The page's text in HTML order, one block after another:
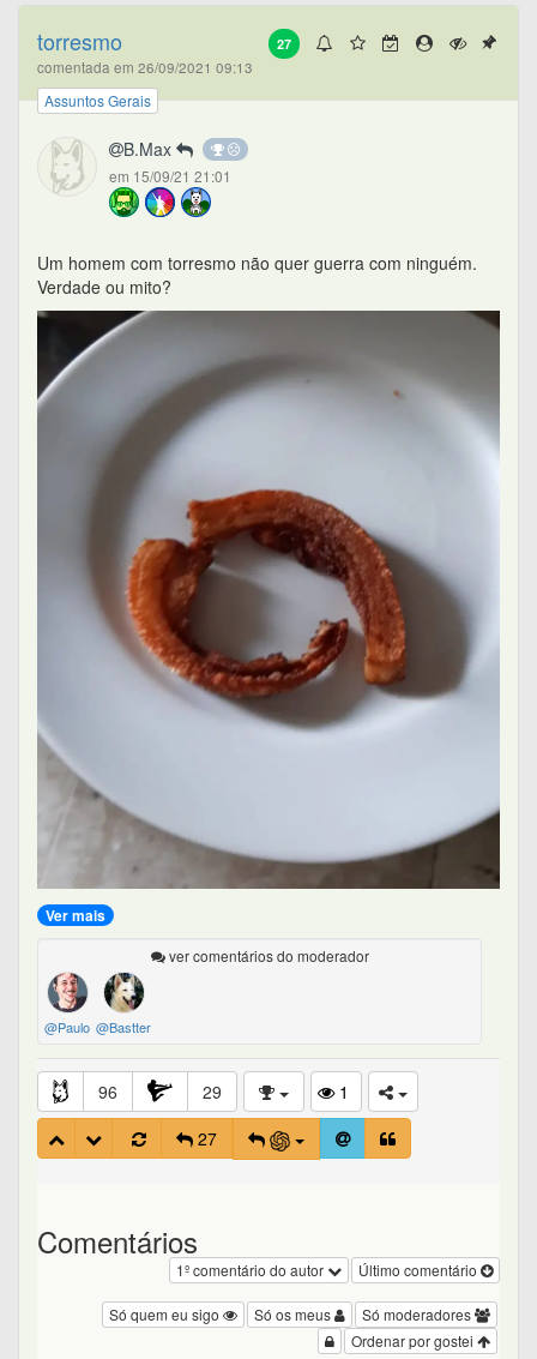
27
torresmo
comentada em 26/09/2021 09:13
Assuntos Gerais
B.Max
em 15/09/21 21:01
Um homem com torresmo não quer guerra com ninguém.
Verdade ou mito?
Ver mais
ver comentários do moderador
@Paulo @Bastter
96 29
1
27
Comentários
Último comentário
1º comentário do autor
Só moderadores
Só os meus
Só quem eu sigo
Ordenar por gostei